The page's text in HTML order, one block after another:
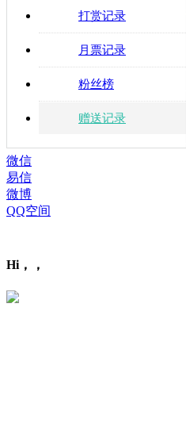
打赏记录
月票记录
粉丝榜
赠送记录
微信
易信
微博
QQ空间
Hi，，